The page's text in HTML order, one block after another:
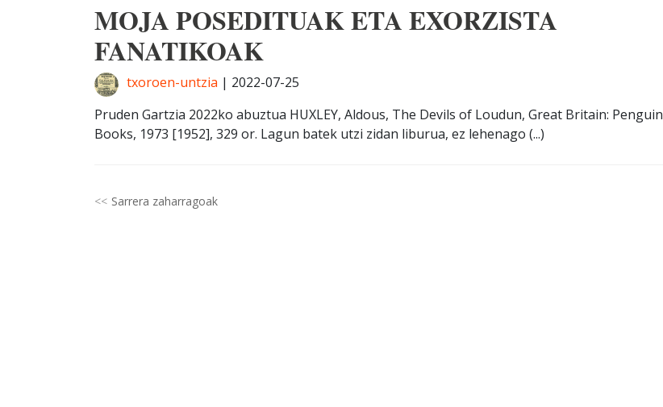
MOJA POSEDITUAK ETA EXORZISTA
FANATIKOAK
txoroen-untzia | 2022-07-25
Pruden Gartzia 2022ko abuztua HUXLEY, Aldous, The Devils of Loudun, Great Britain: Penguin
Books, 1973 [1952], 329 or. Lagun batek utzi zidan liburua, ez lehenago (...)
Sarrera zaharragoak